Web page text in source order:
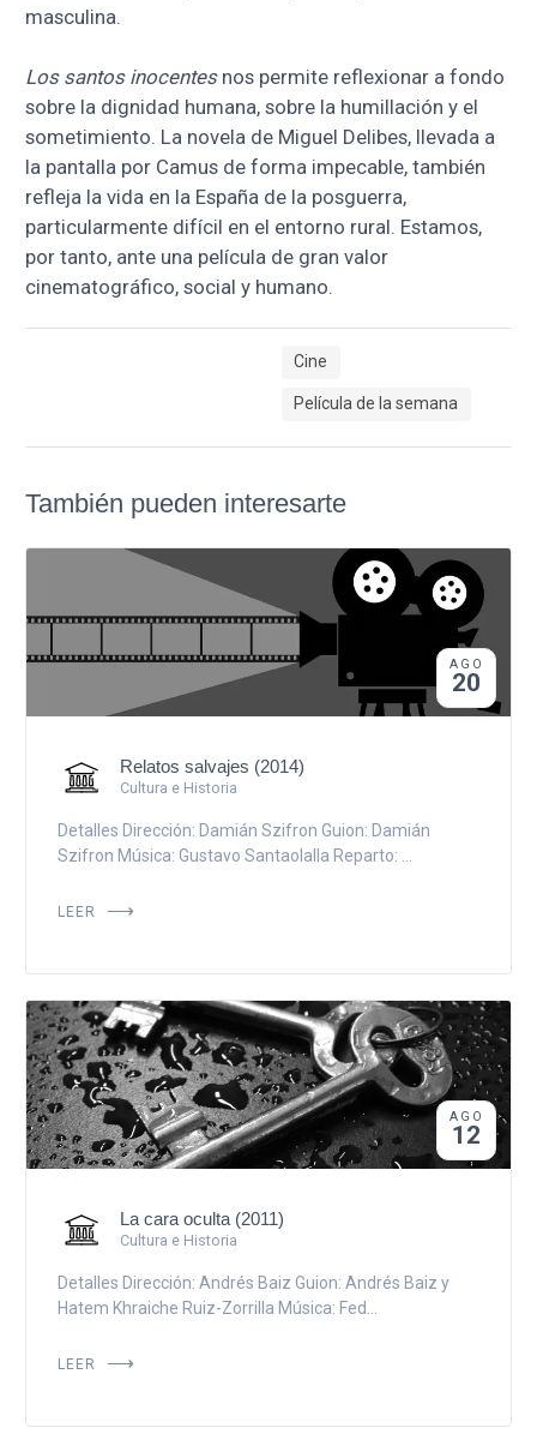
masculina.
Los santos inocentesnos permite reflexionar a fondo
sobre la dignidad humana, sobre la humillación y el
sometimiento. La novela de Miguel Delibes, llevada a
la pantalla por Camus de forma impecable, también
refleja la vida en la España de la posguerra,
particularmente difícil en el entorno rural. Estamos,
por tanto, ante una película de gran valor
cinematográfico, social y humano.
Cine
Película de la semana
También pueden interesarte
AGO
20
Relatos salvajes (2014)
Cultura e Historia
Detalles Dirección: Damián Szifron Guion: Damián
Szifron Música: Gustavo Santaolalla Reparto: ...
LEER
AGO
12
La cara oculta (2011)
Cultura e Historia
Detalles Dirección: Andrés Baiz Guion: Andrés Baiz y
Hatem Khraiche Ruiz-Zorrilla Música: Fed...
LEER